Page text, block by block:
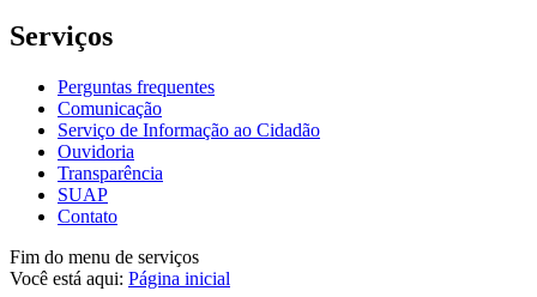
Serviços
Perguntas frequentes
Comunicação
Serviço de Informação ao Cidadão
Ouvidoria
Transparência
SUAP
Contato
Fim do menu de serviços
Você está aqui: Página inicial